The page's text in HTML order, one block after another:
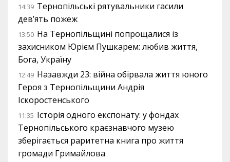
14:39 Тернопільські рятувальники гасили
дев’ять пожеж
13:50 На Тернопільщині попрощалися із
захисником Юрієм Пушкарем: любив життя,
Бога, Україну
12:49 Назавжди 23: війна обірвала життя юного
Героя з Тернопільщини Андрія
Іскоростенського
11:35 Історія одного експонату: у фондах
Тернопільського краєзнавчого музею
зберігається раритетна книга про життя
громади Гримайлова